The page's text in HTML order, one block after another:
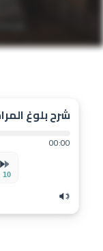
شرح بلوغ المرام
00:00
10